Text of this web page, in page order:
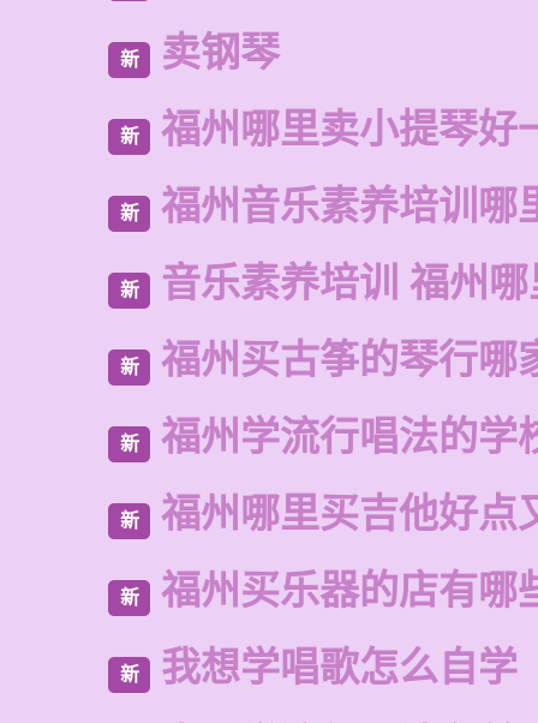
新 卖钢琴
新 福州哪里卖小提琴好
新 福州音乐素养培训哪
新 音乐素养培训 福州
新 福州买古筝的琴行哪
新 福州学流行唱法的学
新 福州哪里买吉他好点
新 福州买乐器的店有哪
新 我想学唱歌怎么自学